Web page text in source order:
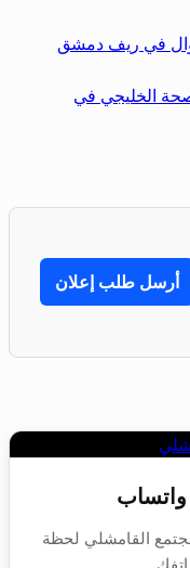
في ريف دمشق
الخليجي في
أرسل طلب إعلان
واتساب
مجتمع القامشلي لحظة